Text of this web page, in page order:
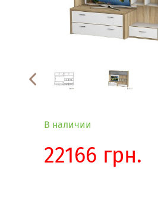
В наличии
22166 грн.